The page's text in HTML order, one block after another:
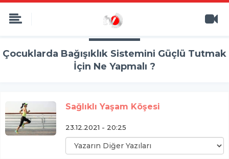
Çocuklarda Bağışıklık Sistemini Güçlü Tutmak
İçin Ne Yapmalı ?
Sağlıklı Yaşam Köşesi
23.12.2021 - 20:25